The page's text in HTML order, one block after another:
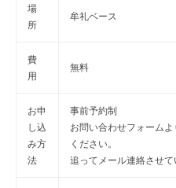
場
所
牟礼ベース
費
用
無料
お申
し込
み方
法
事前予約制
お問い合わせフォーム
ください。
追ってメール連絡させて